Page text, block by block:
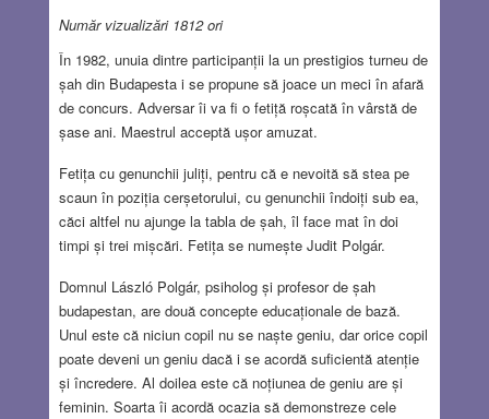
Număr vizualizări 1812 ori
În 1982, unuia dintre participanții la un prestigios turneu de
șah din Budapesta i se propune să joace un meci în afară
de concurs. Adversar îi va fi o fetiță roșcată în vârstă de
șase ani. Maestrul acceptă ușor amuzat.
Fetița cu genunchii juliți, pentru că e nevoită să stea pe
scaun în poziția cerșetorului, cu genunchii îndoiți sub ea,
căci altfel nu ajunge la tabla de șah, îl face mat în doi
timpi și trei mișcări. Fetița se numește Judit Polgár.
Domnul László Polgár, psiholog și profesor de șah
budapestan, are două concepte educaționale de bază.
Unul este că niciun copil nu se naște geniu, dar orice copil
poate deveni un geniu dacă i se acordă suficientă atenție
și încredere. Al doilea este că noțiunea de geniu are și
feminin. Soarta îi acordă ocazia să demonstreze cele